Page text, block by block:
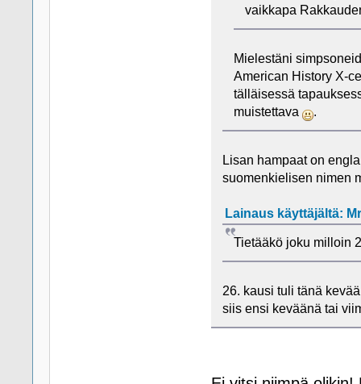
vaikkapa
Mielestäni
American History X-
tälläisessä
muistettava
.
Lisan hampaat on
suomenkielisen nimen
Lainaus käyttäjältä:
Tietääkö joku milloin
26. kausi tuli tänä
siis ensi keväänä tai